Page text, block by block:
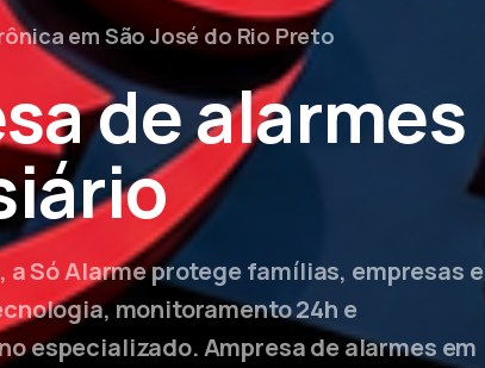
em São José do Rio Preto
de alarmes
a Só Alarme protege famílias, empresas e
monitoramento 24h e
especializado. Ampresa de alarmes em